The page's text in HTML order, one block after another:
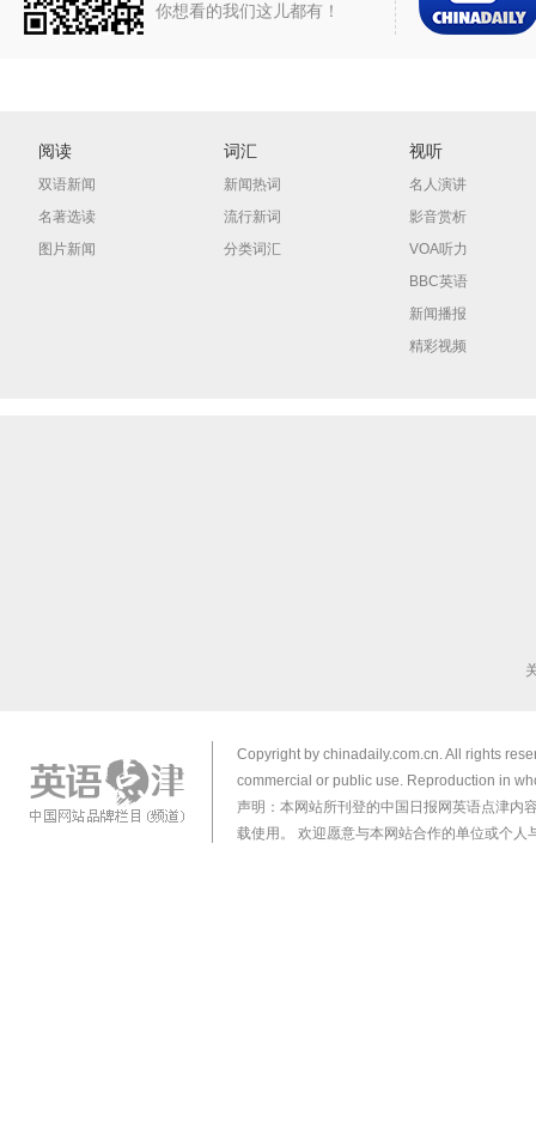
你想看的我们这儿都有！
阅读
双语新闻
名著选读
图片新闻
词汇
新闻热词
流行新词
分类词汇
视听
名人演讲
影音赏析
VOA听力
BBC英语
新闻播报
精彩视频
Copyright by chinadaily.com.cn. All rights
commercial or public use. Reproduction in
声明：本网站所刊登的中国日报网英语点津内
载使用。 欢迎愿意与本网站合作的单位或个人